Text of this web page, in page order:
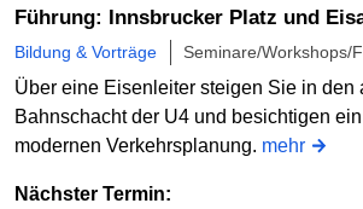
Führung: Innsbrucker Platz und
Bildung & Vorträge Seminare/Workshops/
Über eine Eisenleiter steigen Sie in den
Bahnschacht der U4 und besichtigen
modernen Verkehrsplanung. mehr
Nächster Termin: